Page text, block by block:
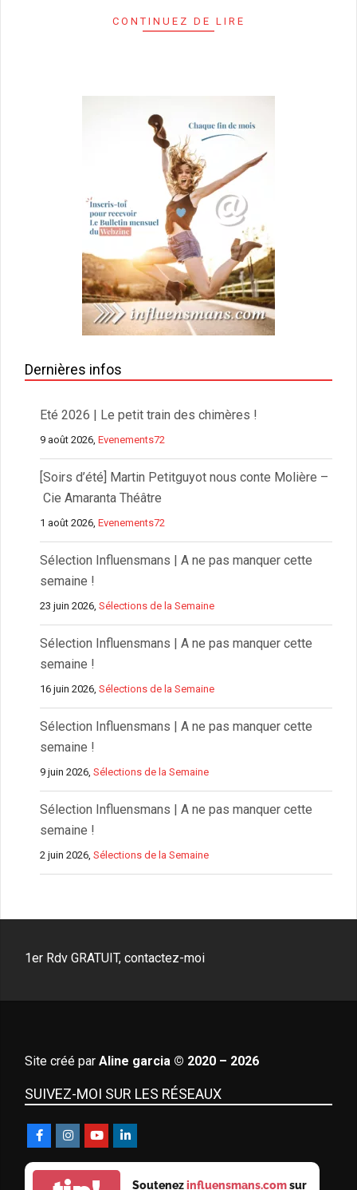
CONTINUEZ DE LIRE
Dernières infos
Eté 2026 | Le petit train des chimères !
9 août 2026,Evenements72
[Soirs d’été] Martin Petitguyot nous conte Molière –
Cie Amaranta Théâtre
1 août 2026,Evenements72
Sélection Influensmans | A ne pas manquer cette
semaine !
23 juin 2026,Sélections de la Semaine
Sélection Influensmans | A ne pas manquer cette
semaine !
16 juin 2026,Sélections de la Semaine
Sélection Influensmans | A ne pas manquer cette
semaine !
9 juin 2026,Sélections de la Semaine
Sélection Influensmans | A ne pas manquer cette
semaine !
2 juin 2026,Sélections de la Semaine
1er Rdv GRATUIT, contactez-moi
Site créé par Aline garcia © 2020 – 2026
SUIVEZ-MOI SUR LES RÉSEAUX
Soutenezinfluensmans.comsur